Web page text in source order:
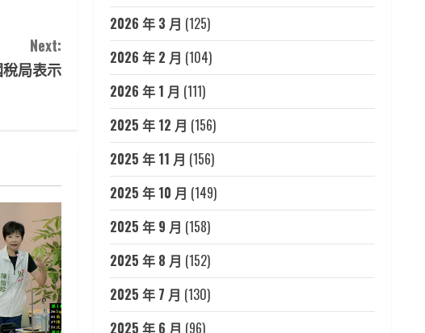
Next:
局表示
2026 年 3 月 (125)
2026 年 2 月 (104)
2026 年 1 月 (111)
2025 年 12 月 (156)
2025 年 11 月 (156)
2025 年 10 月 (149)
2025 年 9 月 (158)
2025 年 8 月 (152)
2025 年 7 月 (130)
2025 年 6 月 (96)